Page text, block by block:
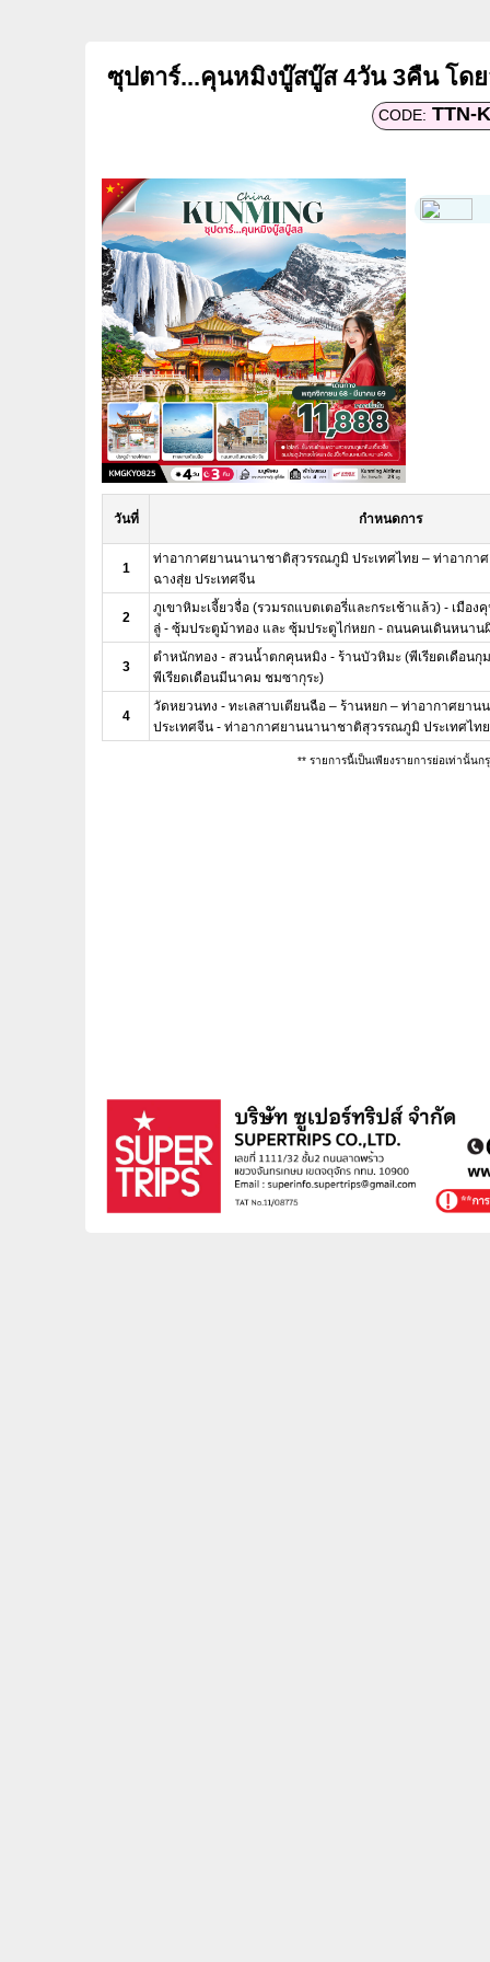
ซุปตาร์...คุนหมิงบู๊สบู๊ส 4วัน 3คืน โด
CODE: TTN-
วันที่ กำหนดการ
1
ท่าอากาศยานนานาชาติสุวรรณภูมิ ประเทศไทย – ท่าอาก
ฉางสุ่ย ประเทศจีน
2
ภูเขาหิมะเจี้ยวจื่อ (รวมรถแบตเตอรี่และกระเช้าแล้ว) - เมือ
ลู่ - ซุ้มประตูม้าทอง และ ซุ้มประตูไก่หยก - ถนนคนเดินหนานผิ
3
ตำหนักทอง - สวนน้ำตกคุนหมิง - ร้านบัวหิมะ (พีเรียดเดือน
พีเรียดเดือนมีนาคม ชมซากุระ)
4
วัดหยวนทง - ทะเลสาบเตียนฉือ – ร้านหยก – ท่าอากาศยา
ประเทศจีน - ท่าอากาศยานนานาชาติสุวรรณภูมิ ประเทศไทย
** รายการนี้เป็นเพียงรายการย่อเท่านั้น